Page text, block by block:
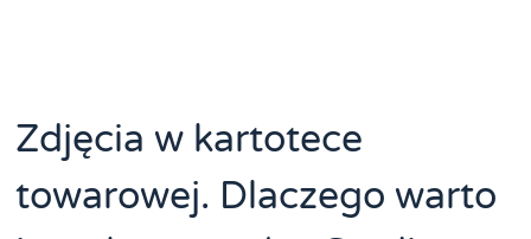
Zdjęcia w kartotece
towarowej. Dlaczego warto